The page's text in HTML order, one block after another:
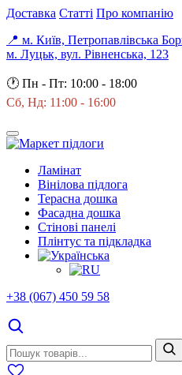
Доставка Статті Про компанію
📍 м. Київ, Петропавлівська
м. Луцьк, вул. Рівненська, 123
🕐 Пн - Пт: 10:00 - 18:00
Сб, Нд: 11:00 - 16:00
Ламінат
Вінілова підлога
Терасна дошка
Фасадна дошка
Стінові панелі
Плінтус та підкладка
+38 (067) 450 59 58